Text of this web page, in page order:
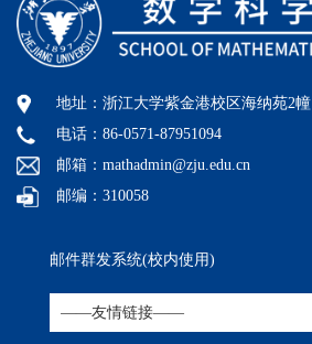
地址：浙江大学紫金港校区海纳苑2幢
电话：86-0571-87951094
邮箱：mathadmin@zju.edu.cn
邮编：310058
邮件群发系统(校内使用)